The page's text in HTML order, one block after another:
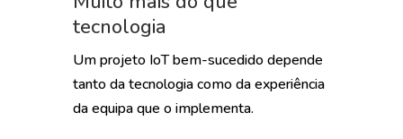
tecnologia
Um projeto IoT bem-sucedido depende
tanto da tecnologia como da experiência
da equipa que o implementa.